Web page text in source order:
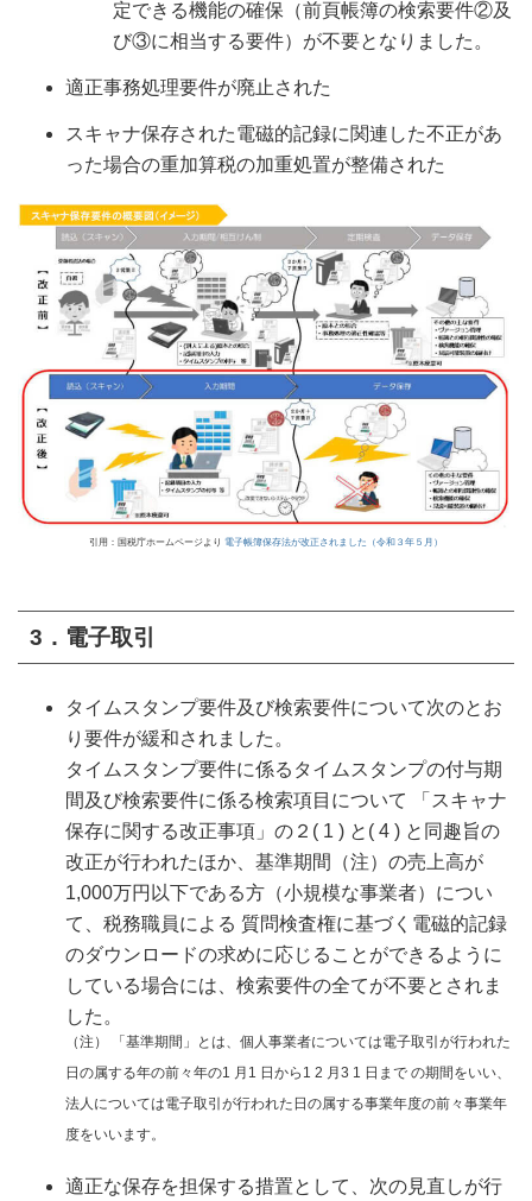
定できる機能の確保（前頁帳簿の検索要件②及
び③に相当する要件）が不要となりました。
適正事務処理要件が廃止された
スキャナ保存された電磁的記録に関連した不正があ
った場合の重加算税の加重処置が整備された
引用：国税庁ホームページより 電子帳簿保存法が改正されました（令和３年５月）
3．電子取引
タイムスタンプ要件及び検索要件について次のとお
り要件が緩和されました。
タイムスタンプ要件に係るタイムスタンプの付与期
間及び検索要件に係る検索項目について 「スキャナ
保存に関する改正事項」の２( 1 ) と( 4 ) と同趣旨の
改正が行われたほか、基準期間（注）の売上高が
1,000万円以下である方（小規模な事業者）につい
て、税務職員による 質問検査権に基づく電磁的記録
のダウンロードの求めに応じることができるように
している場合には、検索要件の全てが不要とされま
した。
（注） 「基準期間」とは、個人事業者については電子取引が行われた
日の属する年の前々年の1 月1 日から1 2 月3 1 日まで の期間をいい、
法人については電子取引が行われた日の属する事業年度の前々事業年
度をいいます。
適正な保存を担保する措置として、次の見直しが行